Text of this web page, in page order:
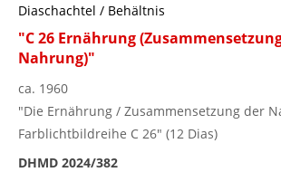
Diaschachtel / Behältnis
"C 26 Ernährung
Nahrung)"
ca. 1960
"Die Ernährung / Zusammensetzung der
Farblichtbildreihe C 26" (12 Dias)
DHMD 2024/382